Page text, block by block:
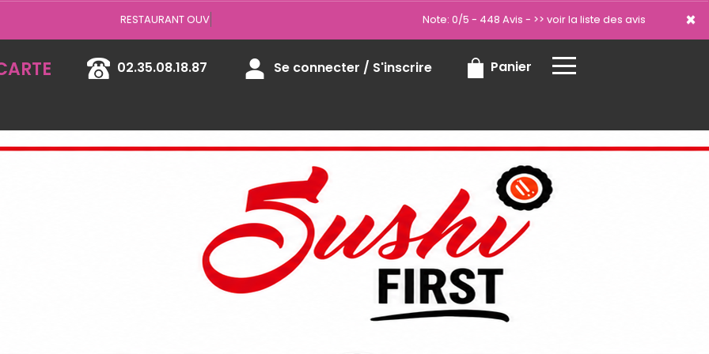
×
Vous pouvez Note: 0/5 - 448 Avis - >> voir la liste des avis
02.35.08.18.87 Se connecter / S'inscrire Panier
×